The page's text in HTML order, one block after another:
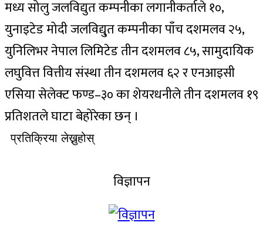
मध्य सोलु जलविद्युत कम्पनीका लगानीकर्ताले १०,
युनाइटेड मोदी जलविद्यु्त कम्पनीका पाँच दशमलव २५,
युनिलिभर नेपाल लिमिटेड तीन दशमलव ८५, सामुदायिक
लघुवित्त वित्तीय संस्था तीन दशमलव ६२ र एनआइसी
एसिया सेलेक्ट फण्ड–३० का शेयरधनीले तीन दशमलव १९
प्रतिशतले घाटा बेहोरेका छन् ।
प्रतिक्रिया लेख्नुहोस्
विज्ञापन